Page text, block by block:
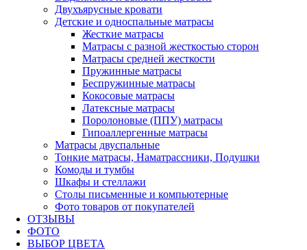
Двухъярусные кровати
Детские и односпальные матрасы
Жесткие матрасы
Матрасы с разной жесткостью сторон
Матрасы средней жесткости
Пружинные матрасы
Беспружинные матрасы
Кокосовые матрасы
Латексные матрасы
Поролоновые (ППУ) матрасы
Гипоаллергенные матрасы
Матрасы двуспальные
Тонкие матрасы, Наматрассники, Подушки
Комоды и тумбы
Шкафы и стеллажи
Столы письменные и компьютерные
Фото товаров от покупателей
ОТЗЫВЫ
ФОТО
ВЫБОР ЦВЕТА